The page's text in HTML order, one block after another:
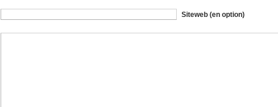
Siteweb (en option)